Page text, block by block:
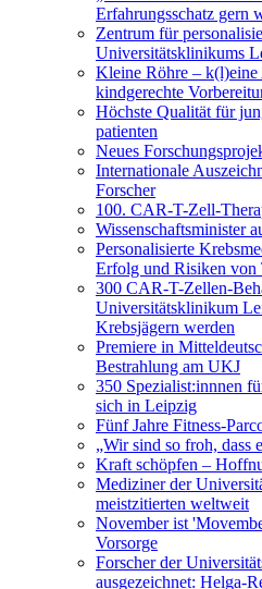
Erfahrungsschatz gern
Zentrum für
Universitätsklinikums
Kleine Röhre – k(l)eine
kindgerechte
Höchste Qualität für
patienten
Neues
Internationale
Forscher
100. CAR-T-Zell-
Wissenschaftsminister
Personalisierte
Erfolg und Risiken von
300 CAR-T-Zellen-
Universitätsklinikum
Krebsjägern werden
Premiere in
Bestrahlung am UKJ
350 Spezialist:innnen
sich in Leipzig
Fünf Jahre Fitness-
„Wir sind so froh, dass
Kraft schöpfen –
Mediziner der
meistzitierten weltweit
November ist
Vorsorge
Forscher der
ausgezeichnet: Helga-